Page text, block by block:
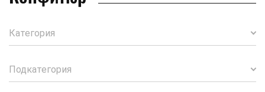
Категория
Подкатегория